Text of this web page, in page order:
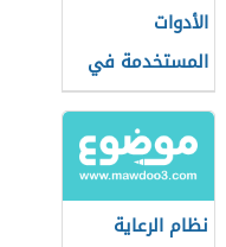
الأدوات
المستخدمة في
طب النساء
والتوليد
نظام الرعاية